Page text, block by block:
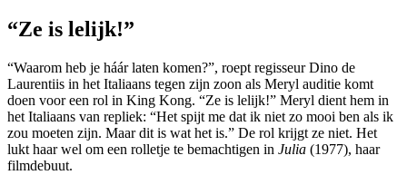
“Ze is lelijk!”
“Waarom heb je háár laten komen?”, roept regisseur Dino de
Laurentiis in het Italiaans tegen zijn zoon als Meryl auditie komt
doen voor een rol in King Kong. “Ze is lelijk!” Meryl dient hem in
het Italiaans van repliek: “Het spijt me dat ik niet zo mooi ben als ik
zou moeten zijn. Maar dit is wat het is.” De rol krijgt ze niet. Het
lukt haar wel om een rolletje te bemachtigen in Julia (1977), haar
filmdebuut.